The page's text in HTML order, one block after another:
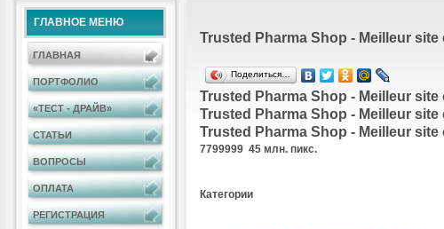
ГЛАВНОЕ МЕНЮ
ГЛАВНАЯ
ПОРТФОЛИО
«ТЕСТ - ДРАЙВ»
СТАТЬИ
ВОПРОСЫ
ОПЛАТА
РЕГИСТРАЦИЯ
Trusted Pharma Shop - Meilleur site
Поделиться…
Trusted Pharma Shop - Meilleur site
Trusted Pharma Shop - Meilleur site
Trusted Pharma Shop - Meilleur site
7799999 45 млн. пикс.
Категории